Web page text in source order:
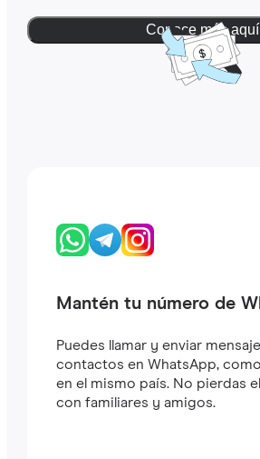
Conoce más aquí
Mantén tu número de
Puedes llamar y enviar
contactos en WhatsApp,
en el mismo país. No pierdas
con familiares y amigos.